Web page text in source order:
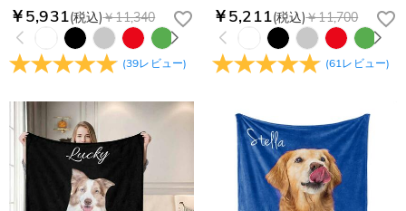
￥5,931(税込)￥11,340
(39レビュー)
￥5,211(税込)￥11,700
(61レビュー)